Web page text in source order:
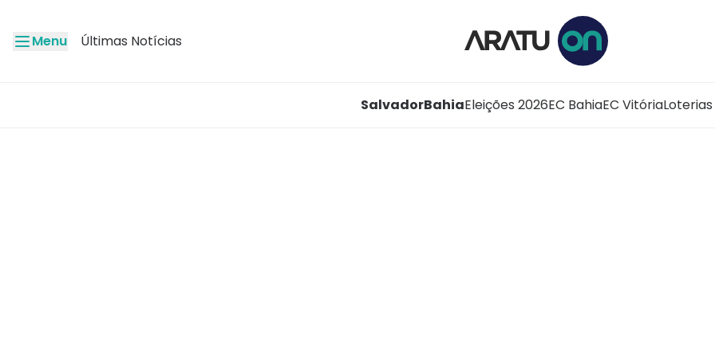
Menu Últimas Notícias
SalvadorBahiaEleições 2026EC BahiaEC VitóriaLoterias